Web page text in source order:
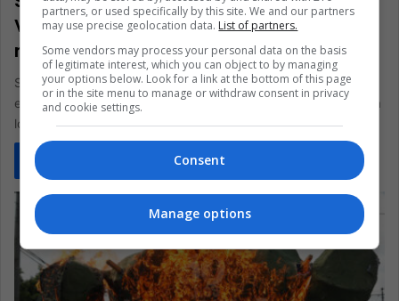
Varsovia construyó un siglo de
renovación
Samuel Gutman, sobreviviente del Gueto de Varsovia y
empresario colombiano de larga trayectoria, murió en Bogotá a
los 100 años.…
partners, or used specifically by this site. We and our partners
may use precise geolocation data. List of partners.
Some vendors may process your personal data on the basis
of legitimate interest, which you can object to by managing
your options below. Look for a link at the bottom of this page
or in the site menu to manage or withdraw consent in privacy
and cookie settings.
Consent
Manage options